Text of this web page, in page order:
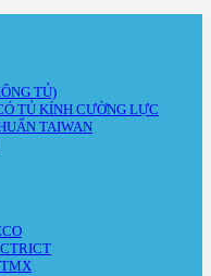
TỦ)
TỦ KÍNH CƯỜNG LỰC
TAIWAN